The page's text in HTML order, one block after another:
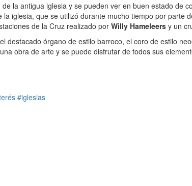
la antigua iglesia y se pueden ver en buen estado
iglesia, que se utilizó durante mucho tiempo por
de la Cruz realizado por Willy Hameleers y un
destacado órgano de estilo barroco, el coro de estilo
obra de arte y se puede disfrutar de todos sus
#iglesias